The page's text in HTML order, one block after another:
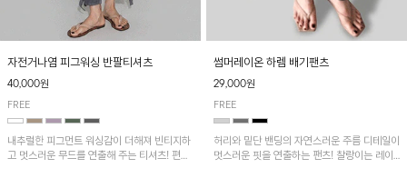
자전거나염 피그워싱 반팔티셔츠
40,000원
FREE
내추럴한 피그먼트 워싱감이 더해져 빈티지하
고 멋스러운 무드를 연출해 주는 티셔츠! 편안
썸머레이온 하렘 배기팬츠
29,000원
FREE
허리와 밑단 밴딩의 자연스러운 주름 디테일이
멋스러운 핏을 연출하는 팬츠! 찰랑이는 레이